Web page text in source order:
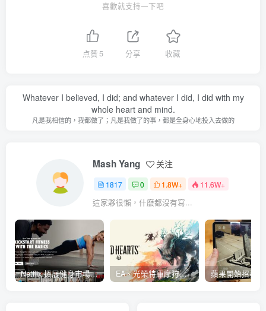
喜歡就支持一下吧
点赞 5 分享 收藏
Whatever I believed, I did; and whatever I did, I did with my
whole heart and mind.
凡是我相信的，我都做了；凡是我做了的事，都是全身心地投入去做的
Mash Yang 关注
1817 0 1.8W+ 11.6W+
這家夥很懶，什麽都沒有寫...
Netflix 擴展健身市場 與 Nike 合作推出《Nike Training Club》系列健身影片 EA、光榮特庫摩狩獵冒險遊戲《WILD HEARTS》公布「強大化獸」宣傳影片